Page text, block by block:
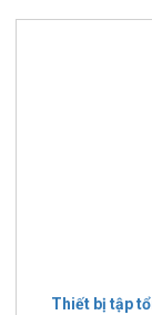
Thiết bị tập